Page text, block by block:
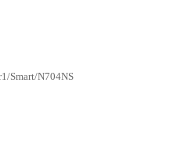
Smart/N704NS